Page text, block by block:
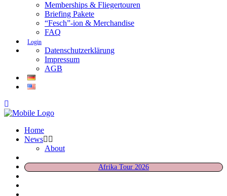
Memberships & Fliegertouren
Briefing Pakete
“Fesch”-ion & Merchandise
FAQ
Login
Datenschutzerklärung
Impressum
AGB
Home
News
About
Afrika Tour 2026